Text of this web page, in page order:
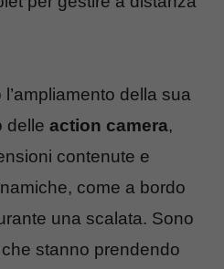
della sua
delle action camera,
contenute e
come a bordo
una scalata. Sono
stanno prendendo